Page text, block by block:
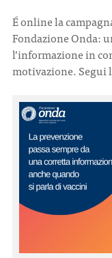
PROGETTI
BOLLINI
NEWS
CONTATTI
ITA ENG
É online la
Fondazione Onda:
l’informazione in
motivazione. Segui